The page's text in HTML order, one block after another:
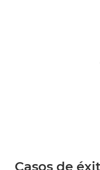
Casos de